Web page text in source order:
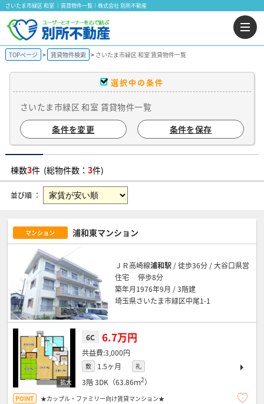
さいたま市緑区 和室 ｜賃貸物件一覧｜株式会社 別所不動産
TOPページ 賃貸物件検索 さいたま市緑区 和室 賃貸物件一覧
選択中の条件
さいたま市緑区 和室 賃貸物件一覧
条件を変更
条件を保存
棟数3件 (総物件数： 3件)
並び順 ：
マンション 浦和東マンション
ＪＲ高崎線浦和駅 / 徒歩36分 / 大谷口県営
住宅 停歩8分
築年月1976年9月 / 3階建
埼玉県さいたま市緑区中尾1-1
6C 6.7万円
3,000円
敷 1.5ヶ月 礼
3階3DK（63.86ｍ2）
★カップル・ファミリー向け賃貸マンション★